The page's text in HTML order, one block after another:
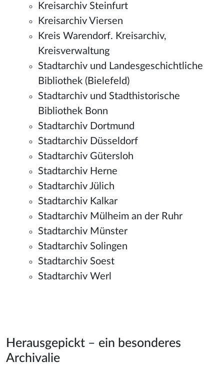
Kreisarchiv Steinfurt
Kreisarchiv Viersen
Kreis Warendorf. Kreisarchiv,
Kreisverwaltung
Stadtarchiv und Landesgeschichtliche
Bibliothek (Bielefeld)
Stadtarchiv und Stadthistorische
Bibliothek Bonn
Stadtarchiv Dortmund
Stadtarchiv Düsseldorf
Stadtarchiv Gütersloh
Stadtarchiv Herne
Stadtarchiv Jülich
Stadtarchiv Kalkar
Stadtarchiv Mülheim an der Ruhr
Stadtarchiv Münster
Stadtarchiv Solingen
Stadtarchiv Soest
Stadtarchiv Werl
Herausgepickt – ein besonderes
Archivalie